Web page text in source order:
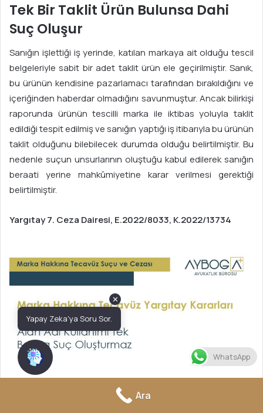
Tek Bir Taklit Ürün Bulunsa Dahi
Suç Oluşur
Sanığın işlettiği iş yerinde, katılan markaya ait olduğu tescil
belgeleriyle sabit bir adet taklit ürün ele geçirilmiştir. Sanık,
bu ürünün kendisine pazarlamacı tarafından bırakıldığını ve
içeriğinden haberdar olmadığını savunmuştur. Ancak bilirkişi
raporunda ürünün tescilli marka ile iktibas yoluyla taklit
edildiği tespit edilmiş ve sanığın yaptığı iş itibarıyla bu ürünün
taklit olduğunu bilebilecek durumda olduğu belirtilmiştir. Bu
nedenle suçun unsurlarının oluştuğu kabul edilerek sanığın
beraati yerine mahkûmiyetine karar verilmesi gerektiği
belirtilmiştir.
Yargıtay 7. Ceza Dairesi, E.2022/8033, K.2022/13734
Alan Adı Kullanımı Tek Başına Suç Oluşturmaz Marka Hakkına Tecavüz
Suçu ve Cezası https://ayboga.av.tr/marka-hakkina-tecavuz-sucu-
WhatsApp
Ara
✕
Yapay Zeka'ya Soru Sor.